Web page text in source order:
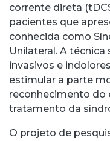
corrente direta
pacientes que
conhecida como
Unilateral. A
invasivos e
estimular a parte
reconhecimento do
tratamento da
O projeto de